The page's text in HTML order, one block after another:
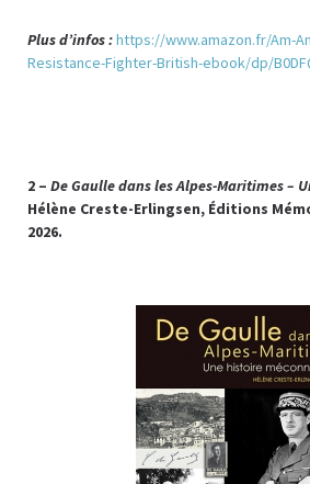
Plus d’infos :https://www.amazon.fr/Am-
Resistance-Fighter-British-ebook/dp/
2 – De Gaulle dans les Alpes-Maritimes –
Hélène Creste-Erlingsen, Éditions
2026.